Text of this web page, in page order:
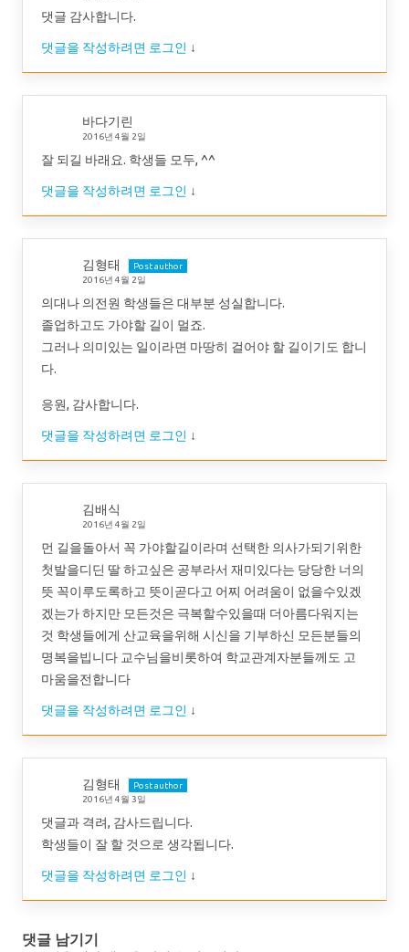
댓글 감사합니다.
댓글을 작성하려면 로그인 ↓
바다기린
2016년 4월 2일
잘 되길 바래요. 학생들 모두, ^^
댓글을 작성하려면 로그인 ↓
김형태
Post author
2016년 4월 2일
의대나 의전원 학생들은 대부분 성실합니다.
졸업하고도 가야할 길이 멀죠.
그러나 의미있는 일이라면 마땅히 걸어야 할 길이기도 합니
다.
응원, 감사합니다.
댓글을 작성하려면 로그인 ↓
김배식
2016년 4월 2일
먼 길을돌아서 꼭 가야할길이라며 선택한 의사가되기위한
첫발을디딘 딸 하고싶은 공부라서 재미있다는 당당한 너의
뜻 꼭이루도록하고 뜻이곧다고 어찌 어려움이 없을수있겠
겠는가 하지만 모든것은 극복할수있을때 더아름다워지는
것 학생들에게 산교육을위해 시신을 기부하신 모든분들의
명복을빕니다 교수님을비롯하여 학교관계자분들께도 고
마움을전합니다
댓글을 작성하려면 로그인 ↓
김형태
Post author
2016년 4월 3일
댓글과 격려, 감사드립니다.
학생들이 잘 할 것으로 생각됩니다.
댓글을 작성하려면 로그인 ↓
댓글 남기기